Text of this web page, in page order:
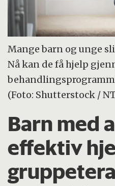
Mange barn og unge
Nå kan de få hjelp
(Foto: Shutterstock /
Barn med
effektiv